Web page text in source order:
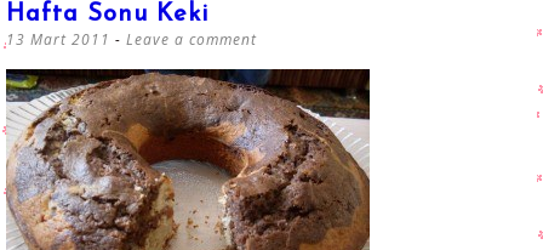
Hafta Sonu Keki
13 Mart 2011 Leave a comment